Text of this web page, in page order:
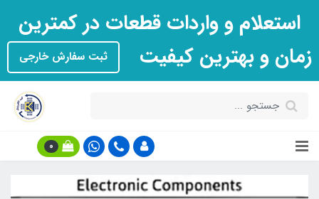
استعلام و واردات قطعات در کمترین
زمان و بهترین کیفیت
ثبت سفارش خارجی
0